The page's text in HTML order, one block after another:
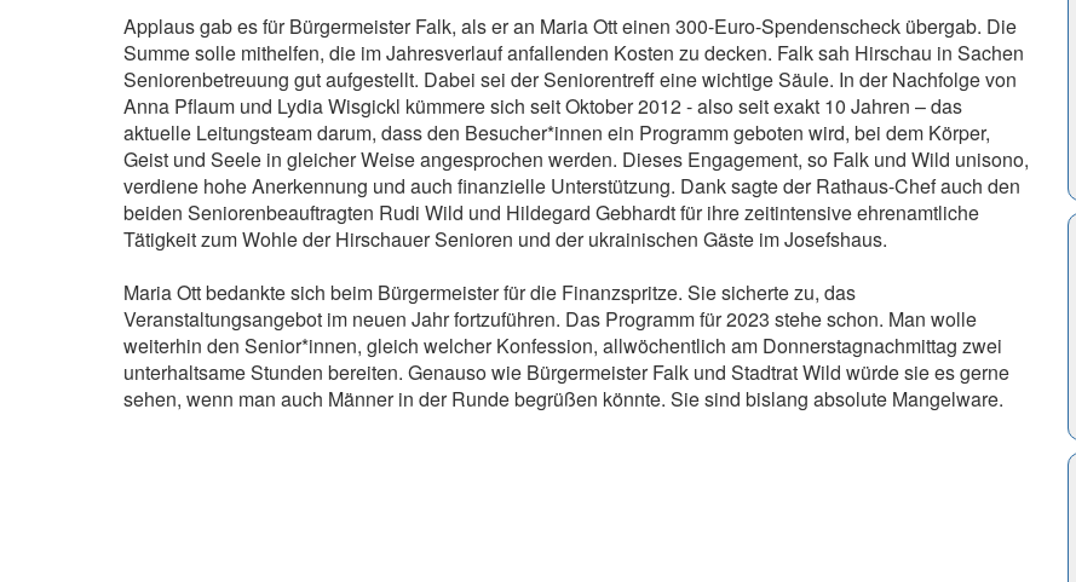
Applaus gab es für Bürgermeister Falk, als er an Maria Ott einen 300-Euro-Spendenscheck übergab. Die
Summe solle mithelfen, die im Jahresverlauf anfallenden Kosten zu decken. Falk sah Hirschau in Sachen
Seniorenbetreuung gut aufgestellt. Dabei sei der Seniorentreff eine wichtige Säule. In der Nachfolge von
Anna Pflaum und Lydia Wisgickl kümmere sich seit Oktober 2012 - also seit exakt 10 Jahren – das
aktuelle Leitungsteam darum, dass den Besucher*innen ein Programm geboten wird, bei dem Körper,
Geist und Seele in gleicher Weise angesprochen werden. Dieses Engagement, so Falk und Wild unisono,
verdiene hohe Anerkennung und auch finanzielle Unterstützung. Dank sagte der Rathaus-Chef auch den
beiden Seniorenbeauftragten Rudi Wild und Hildegard Gebhardt für ihre zeitintensive ehrenamtliche
Tätigkeit zum Wohle der Hirschauer Senioren und der ukrainischen Gäste im Josefshaus.
Maria Ott bedankte sich beim Bürgermeister für die Finanzspritze. Sie sicherte zu, das
Veranstaltungsangebot im neuen Jahr fortzuführen. Das Programm für 2023 stehe schon. Man wolle
weiterhin den Senior*innen, gleich welcher Konfession, allwöchentlich am Donnerstagnachmittag zwei
unterhaltsame Stunden bereiten. Genauso wie Bürgermeister Falk und Stadtrat Wild würde sie es gerne
sehen, wenn man auch Männer in der Runde begrüßen könnte. Sie sind bislang absolute Mangelware.